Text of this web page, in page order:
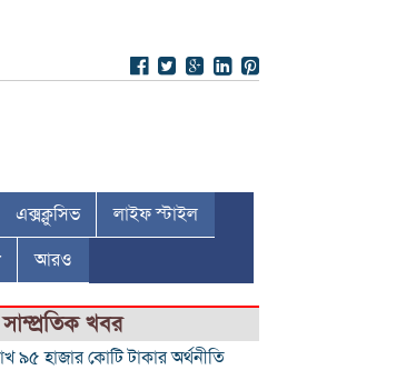
এক্সক্লুসিভ লাইফ স্টাইল
আরও
সাম্প্রতিক খবর
৯৫ হাজার কোটি টাকার অর্থনীতি